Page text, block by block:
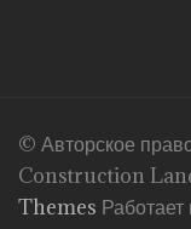
© Авторское
Construction
Themes Работает